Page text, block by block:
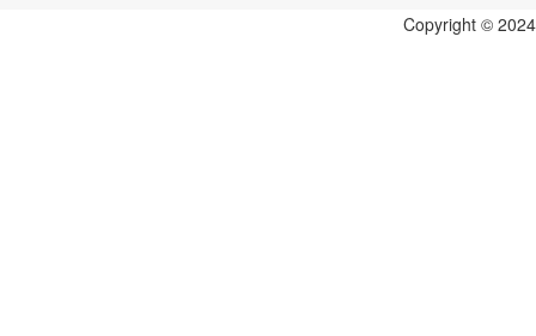
Copyright ©